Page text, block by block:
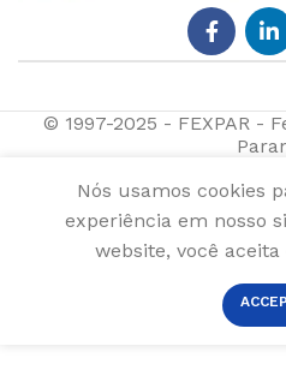
© 1997-2025 - FEXPAR -
Nós usamos cookies
experiência em nosso
website, você